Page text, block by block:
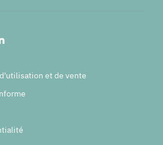
et de vente